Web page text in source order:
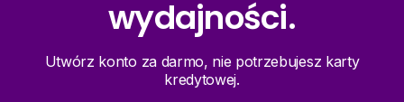
wydajności.
Utwórz konto za darmo, nie potrzebujesz karty
kredytowej.